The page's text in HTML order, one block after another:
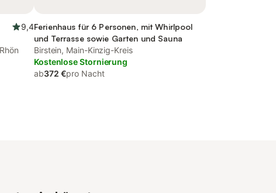
9,4Ferienhaus für 6 Personen, mit Whirlpool
und Terrasse sowie Garten und Sauna
Birstein, Main-Kinzig-Kreis
Kostenlose Stornierung
ab372 €pro Nacht